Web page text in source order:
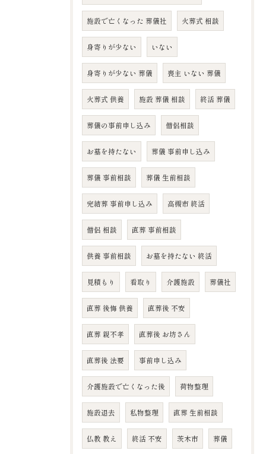
施設で亡くなった 葬儀社 火葬式 相談
身寄りが少ない いない
身寄りが少ない 葬儀 喪主 いない 葬儀
火葬式 供養 施設 葬儀 相談 終活 葬儀
葬儀の事前申し込み 僧侶相談
お墓を持たない 葬儀 事前申し込み
葬儀 事前相談 葬儀 生前相談
完結葬 事前申し込み 高槻市 終活
僧侶 相談 直葬 事前相談
供養 事前相談 お墓を持たない 終活
見積もり 看取り 介護施設 葬儀社
直葬 後悔 供養 直葬後 不安
直葬 親不孝 直葬後 お坊さん
直葬後 法要 事前申し込み
介護施設で亡くなった後 荷物整理
施設退去 私物整理 直葬 生前相談
仏教 教え 終活 不安 茨木市 葬儀